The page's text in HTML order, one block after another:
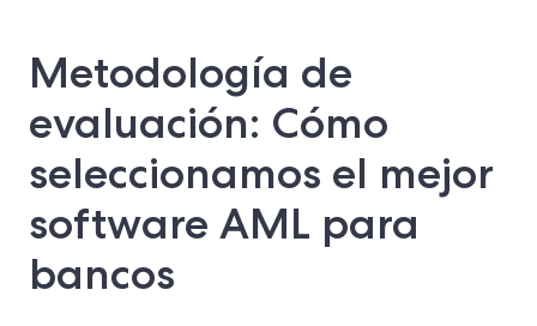
Metodología de
evaluación: Cómo
seleccionamos el mejor
software AML para
bancos